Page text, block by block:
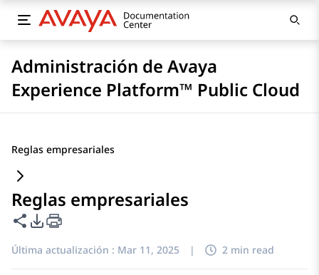
Administración de Avaya
Experience Platform™ Public Cloud
Reglas empresariales
Reglas empresariales
Compartir esta página
Opciones de exportación de PDF
Última actualización : Mar 11, 2025 | 2 min read